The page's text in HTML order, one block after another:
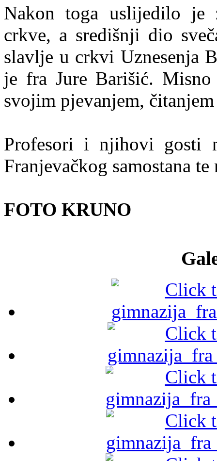
Nakon toga uslijedilo je
crkve, a središnji dio
slavlje u crkvi Uznesenja
je fra Jure Barišić.
svojim pjevanjem,
Profesori i njihovi gosti
Franjevačkog samostana
FOTO KRUNO